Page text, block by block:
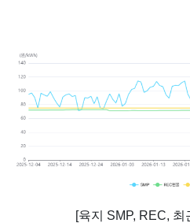
[육지 SMP, REC, 최